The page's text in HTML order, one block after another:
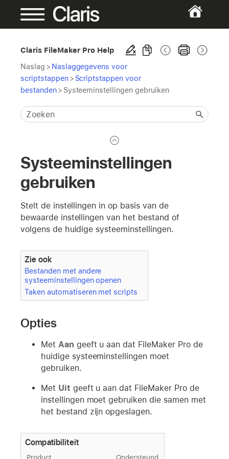
Claris FileMaker Pro Help
Naslag > Naslaggegevens voor
scriptstappen > Scriptstappen voor
bestanden> Systeeminstellingen gebruiken
Systeeminstellingen
gebruiken
Stelt de instellingen in op basis van de
bewaarde instellingen van het bestand of
volgens de huidige systeeminstellingen.
Zie ook
Bestanden met andere
systeeminstellingen openen
Taken automatiseren met scripts
Opties
Met Aan geeft u aan dat FileMaker Pro de
huidige systeeminstellingen moet
gebruiken.
Met Uit geeft u aan dat FileMaker Pro de
instellingen moet gebruiken die samen met
het bestand zijn opgeslagen.
Compatibiliteit
Product Ondersteund